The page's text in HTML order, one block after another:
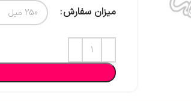
میزان سفارش